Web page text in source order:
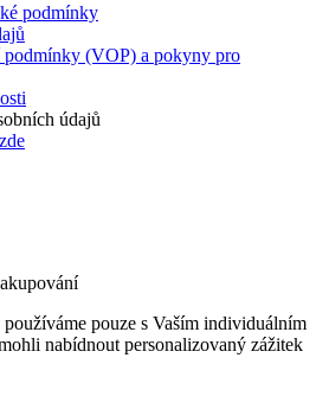
podmínky
podmínky (VOP) a pokyny pro
údajů
pouze s Vaším individuálním
nabídnout personalizovaný zážitek